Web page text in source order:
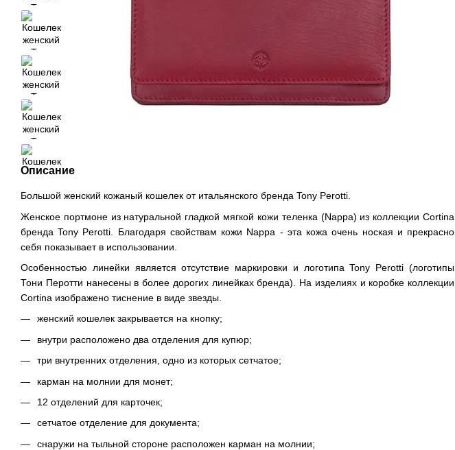
Описание
Большой женский кожаный кошелек от итальянского бренда Tony Perotti.
Женское портмоне из натуральной гладкой мягкой кожи теленка (Nappa) из коллекции Cortina
бренда Tony Perotti. Благодаря свойствам кожи Nappa - эта кожа очень ноская и прекрасно
себя показывает в использовании.
Особенностью линейки является отсутствие маркировки и логотипа Tony Perotti (логотипы
Тони Перотти нанесены в более дорогих линейках бренда). На изделиях и коробке коллекции
Cortina изображено тиснение в виде звезды.
женский кошелек закрывается на кнопку;
внутри расположено два отделения для купюр;
три внутренних отделения, одно из которых сетчатое;
карман на молнии для монет;
12 отделений для карточек;
сетчатое отделение для документа;
снаружи на тыльной стороне расположен карман на молнии;